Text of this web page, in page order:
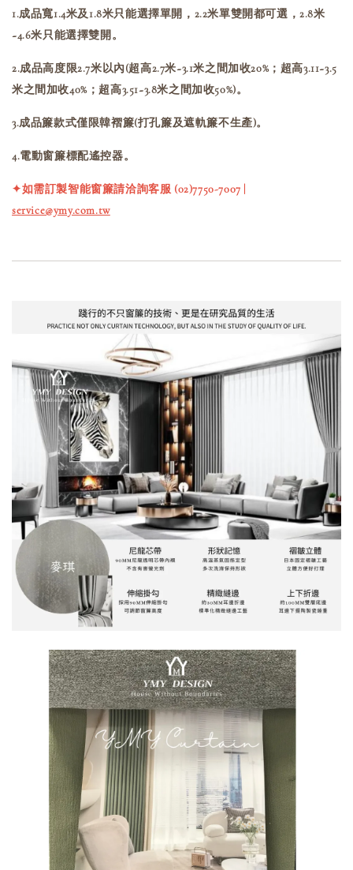
1.成品寬1.4米及1.8米只能選擇單開，2.2米單雙開都可選，2.8米
~4.6米只能選擇雙開。
2.成品高度限2.7米以內(超高2.7米~3.1米之間加收20%；超高3.11~3.5
米之間加收40%；超高3.51~3.8米之間加收50%)。
3.成品簾款式僅限韓褶簾(打孔簾及遮軌簾不生產)。
4.電動窗簾標配遙控器。
✦如需訂製智能窗簾請洽詢客服 (02)7750-7007 |
service@ymy.com.tw